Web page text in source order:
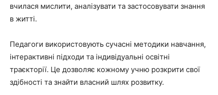
вчилася мислити, аналізувати та застосовувати знання
в житті.
Педагоги використовують сучасні методики навчання,
інтерактивні підходи та індивідуальні освітні
траєкторії. Це дозволяє кожному учню розкрити свої
здібності та знайти власний шлях розвитку.